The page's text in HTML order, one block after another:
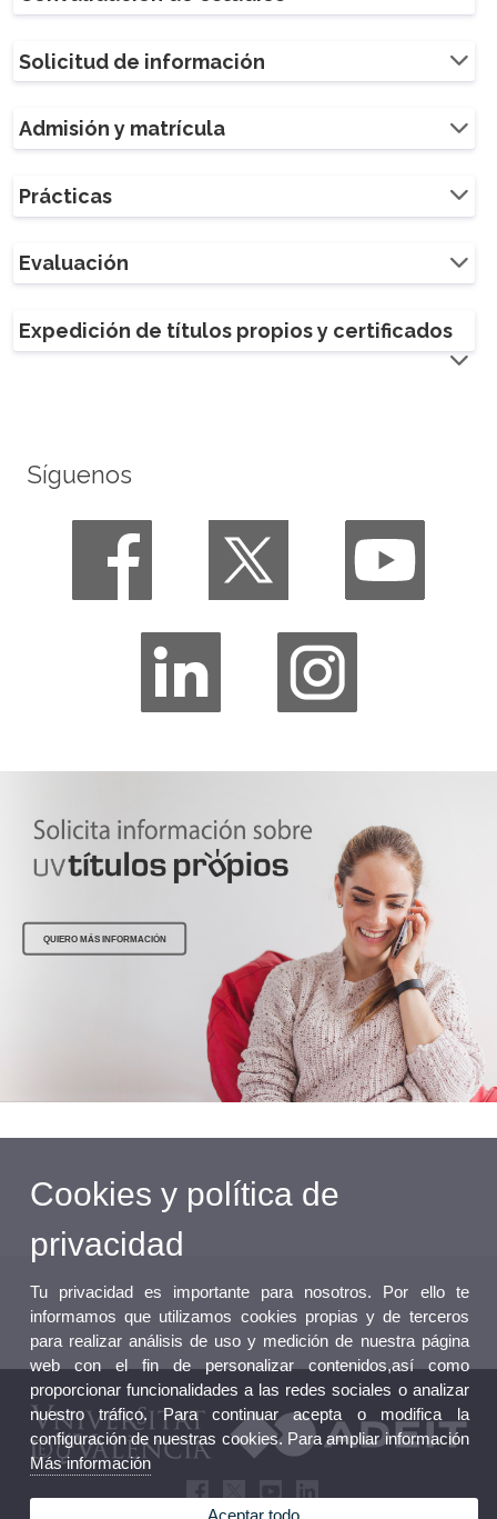
Solicitud de información
Admisión y matrícula
Prácticas
Evaluación
Expedición de títulos propios y certificados
Síguenos
QUIERO MÁS INFORMACIÓN
Cookies y política de
privacidad
Tu privacidad es importante para nosotros. Por ello te
informamos que utilizamos cookies propias y de terceros
para realizar análisis de uso y medición de nuestra página
web con el fin de personalizar contenidos,así como
proporcionar funcionalidades a las redes sociales o analizar
nuestro tráfico. Para continuar acepta o modifica la
configuración de nuestras cookies. Para ampliar información
Más información
Aceptar todo